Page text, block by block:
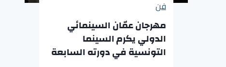
فن
مهرجان عمّان السينمائي
الدولي يكرم السينما
التونسية في دورته السابعة